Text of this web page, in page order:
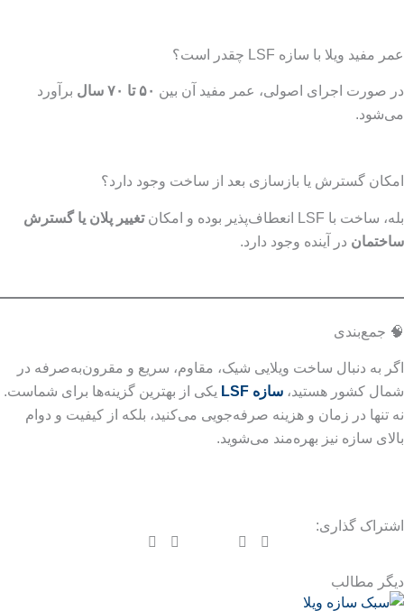
عمر مفید ویلا با سازه LSF چقدر است؟
در صورت اجرای اصولی، عمر مفید آن بین ۵۰ تا ۷۰ سال
برآورد
می‌شود.
امکان گسترش یا بازسازی بعد از ساخت وجود دارد؟
بله، ساخت با LSF انعطاف‌پذیر بوده و امکان
تغییر پلان یا گسترش
ساختمان در آینده وجود دارد.
🧠 جمع‌بندی
اگر به دنبال ساخت ویلایی شیک، مقاوم، سریع و مقرون‌به‌صرفه در
شمال کشور هستید، سازه LSF
یکی از بهترین گزینه‌ها برای شماست.
نه تنها در زمان و هزینه صرفه‌جویی می‌کنید، بلکه از کیفیت و دوام
بالای سازه نیز بهره‌مند می‌شوید.
اشتراک گذاری:
دیگر مطالب